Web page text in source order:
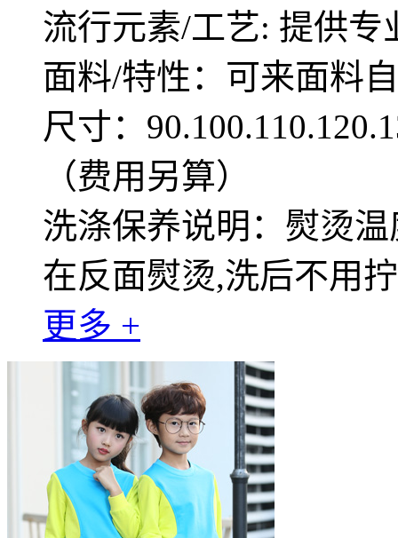
流行元素/工艺: 提供专
面料/特性：可来面料
尺寸：
（费用另算）
洗涤保养说明：熨烫
在反面熨烫,洗后不用
更多 +